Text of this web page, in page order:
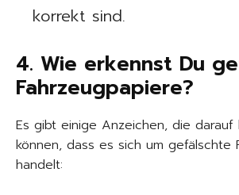
korrekt sind.
4. Wie erkennst Du
Fahrzeugpapiere?
Es gibt einige Anzeichen, die darauf
können, dass es sich um gefälschte
handelt: